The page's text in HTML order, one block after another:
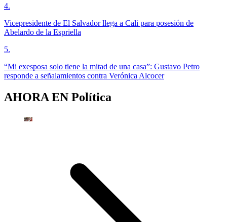
4.
Vicepresidente de El Salvador llega a Cali para posesión de
Abelardo de la Espriella
5.
“Mi exesposa solo tiene la mitad de una casa”: Gustavo Petro
responde a señalamientos contra Verónica Alcocer
AHORA EN Política